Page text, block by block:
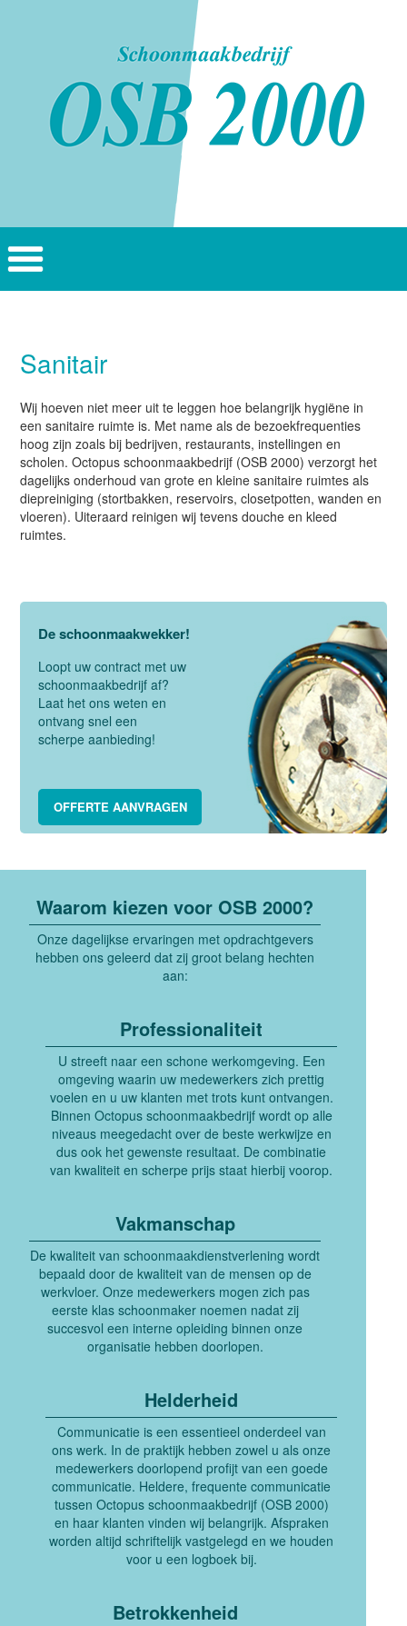
Sanitair
Wij hoeven niet meer uit te leggen hoe belangrijk hygiëne in
een sanitaire ruimte is. Met name als de bezoekfrequenties
hoog zijn zoals bij bedrijven, restaurants, instellingen en
scholen. Octopus schoonmaakbedrijf (OSB 2000) verzorgt het
dagelijks onderhoud van grote en kleine sanitaire ruimtes als
diepreiniging (stortbakken, reservoirs, closetpotten, wanden en
vloeren). Uiteraard reinigen wij tevens douche en kleed
ruimtes.
De schoonmaakwekker!
Loopt uw contract met uw
schoonmaakbedrijf af?
Laat het ons weten en
ontvang snel een
scherpe aanbieding!
OFFERTE AANVRAGEN
Waarom kiezen voor OSB 2000?
Onze dagelijkse ervaringen met opdrachtgevers
hebben ons geleerd dat zij groot belang hechten
aan:
Professionaliteit
U streeft naar een schone werkomgeving. Een
omgeving waarin uw medewerkers zich prettig
voelen en u uw klanten met trots kunt ontvangen.
Binnen Octopus schoonmaakbedrijf wordt op alle
niveaus meegedacht over de beste werkwijze en
dus ook het gewenste resultaat. De combinatie
van kwaliteit en scherpe prijs staat hierbij voorop.
Vakmanschap
De kwaliteit van schoonmaakdienstverlening wordt
bepaald door de kwaliteit van de mensen op de
werkvloer. Onze medewerkers mogen zich pas
eerste klas schoonmaker noemen nadat zij
succesvol een interne opleiding binnen onze
organisatie hebben doorlopen.
Helderheid
Communicatie is een essentieel onderdeel van
ons werk. In de praktijk hebben zowel u als onze
medewerkers doorlopend profijt van een goede
communicatie. Heldere, frequente communicatie
tussen Octopus schoonmaakbedrijf (OSB 2000)
en haar klanten vinden wij belangrijk. Afspraken
worden altijd schriftelijk vastgelegd en we houden
voor u een logboek bij.
Betrokkenheid